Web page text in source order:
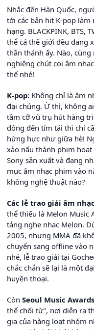
Nhắc đến Hàn Quốc,
tới các bản hit K-pop
hạng. BLACKPINK, BTS,
thể cả thế giới đều đang
thần thánh ấy. Nào,
nghiêng chút coi âm
thế nhé!
K-pop: Không chỉ là âm
đại chúng. Ừ thì, không
tầm cỡ vũ trụ hút hàng
đông đến tím tái thì chỉ
hừng hực như giữa hè!
xào nấu thành phim
Sony sản xuất và đang
mục âm nhạc phim vào
không nghệ thuật nào?
Các lễ trao giải âm
thể thiếu là Melon Music
tảng nghe nhạc Melon.
2005, nhưng MMA đã
chuyển sang offline vào
nhé, lễ trao giải tại
chắc chắn sẽ lại là một
huyền thoại.
Còn Seoul Music Awards
thể chối từ", nơi diễn ra
gia của hàng loạt nhóm